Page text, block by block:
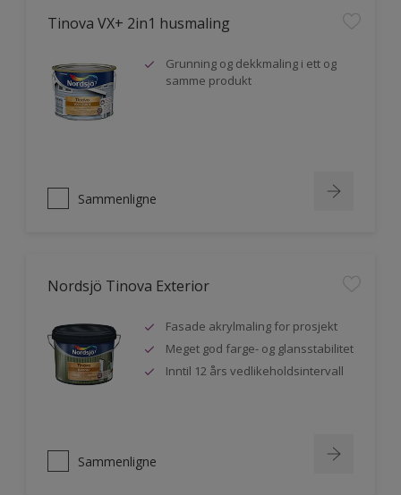
Tinova VX+ 2in1 husmaling
Grunning og dekkmaling i ett og
samme produkt
Sammenligne
Nordsjö Tinova Exterior
Fasade akrylmaling for prosjekt
Meget god farge- og glansstabilitet
Inntil 12 års vedlikeholdsintervall
Sammenligne